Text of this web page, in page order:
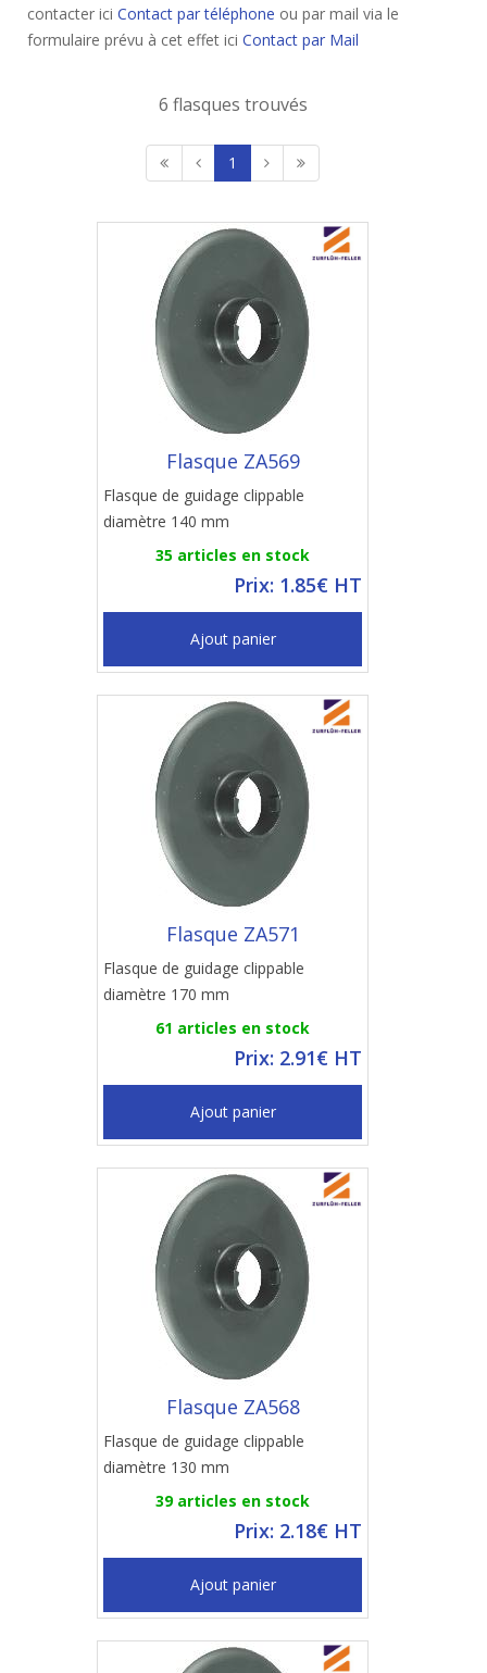
contacter ici Contact par téléphone ou par mail via le
formulaire prévu à cet effet ici Contact par Mail
6 flasques trouvés
1
Flasque ZA569
Flasque de guidage clippable
diamètre 140 mm
35 articles en stock
Prix: 1.85€ HT
Ajout panier
Flasque ZA571
Flasque de guidage clippable
diamètre 170 mm
61 articles en stock
Prix: 2.91€ HT
Ajout panier
Flasque ZA568
Flasque de guidage clippable
diamètre 130 mm
39 articles en stock
Prix: 2.18€ HT
Ajout panier